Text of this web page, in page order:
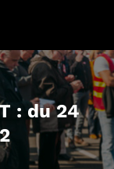
: du 24